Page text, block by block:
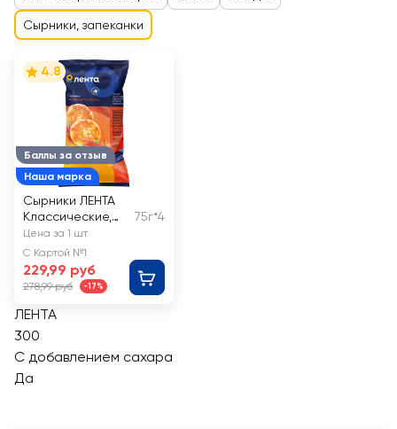
Сырники, запеканки
Баллы за отзыв
Наша марка
4.8
Сырники ЛЕНТА
Классические,
4х75г
75г*4
Цена за 1 шт
С Картой №1
229,99 руб
278,99 руб -17%
ЛЕНТА
300
С добавлением сахара
Да